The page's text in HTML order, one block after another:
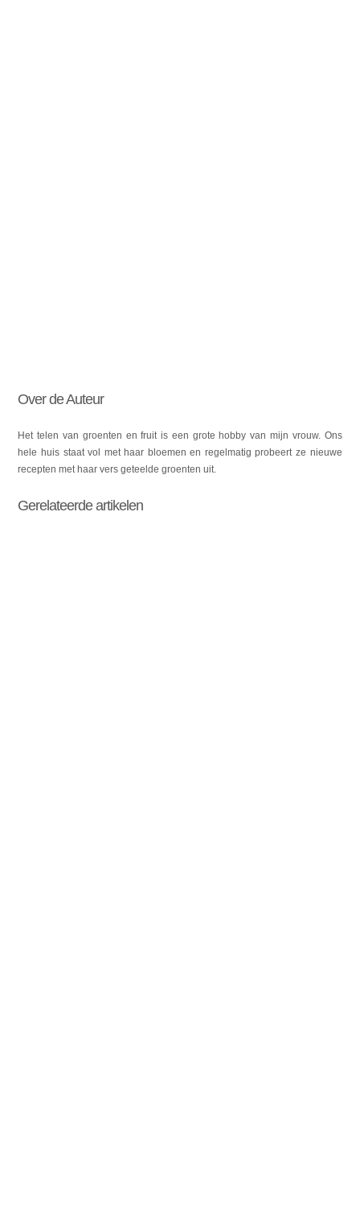
Over de Auteur
Het telen van groenten en fruit is een grote hobby van mijn vrouw. Ons
hele huis staat vol met haar bloemen en regelmatig probeert ze nieuwe
recepten met haar vers geteelde groenten uit.
Gerelateerde artikelen